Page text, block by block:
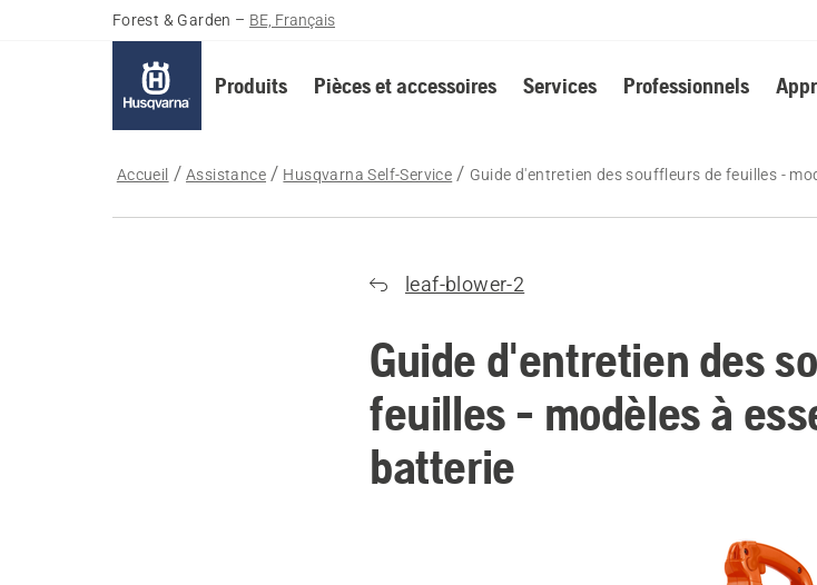
Forest & Garden – BE, Français
Produits Pièces et accessoires Services Professionnels
Accueil Assistance Husqvarna Self-Service Guide d'entretien des souffleurs de feuilles -
leaf-blower-2
Guide d'entretien des
feuilles - modèles à
batterie